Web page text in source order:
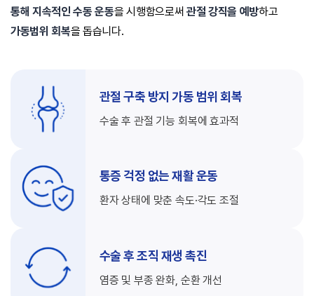
통해 지속적인 수동 운동을 시행함으로써 관절 강직을 예방하고
가동범위 회복을 돕습니다.
관절 구축 방지 가동 범위 회복
수술 후 관절 기능 회복에 효과적
통증 걱정 없는재활 운동
환자 상태에 맞춘 속도·각도 조절
수술 후 조직 재생 촉진
염증 및 부종 완화, 순환 개선